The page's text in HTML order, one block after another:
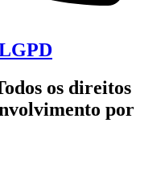
os direitos
por